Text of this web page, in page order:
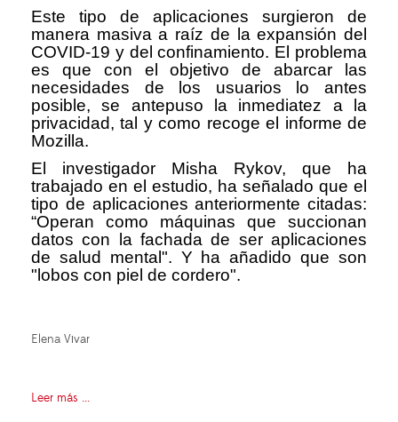
Este tipo de aplicaciones surgieron de
manera masiva a raíz de la expansión del
COVID-19 y del confinamiento. El problema
es que con el objetivo de abarcar las
necesidades de los usuarios lo antes
posible, se antepuso la inmediatez a la
privacidad, tal y como recoge el informe de
Mozilla.
El investigador Misha Rykov, que ha
trabajado en el estudio, ha señalado que el
tipo de aplicaciones anteriormente citadas:
“Operan como máquinas que succionan
datos con la fachada de ser aplicaciones
de salud mental". Y ha añadido que son
"lobos con piel de cordero".
Elena Vivar
Leer más ...